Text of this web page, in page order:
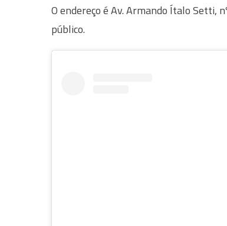
O endereço é Av. Armando Ítalo Setti,
público.